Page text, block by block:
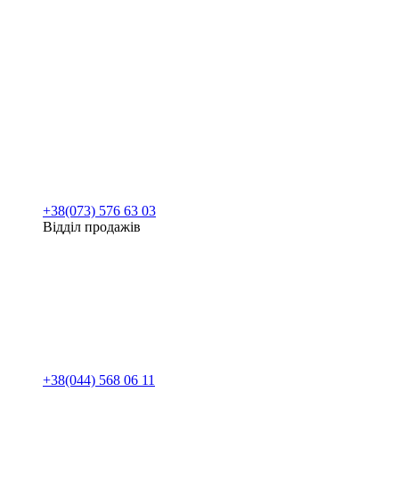
+38(073) 576 63 03
Відділ продажів
+38(044) 568 06 11